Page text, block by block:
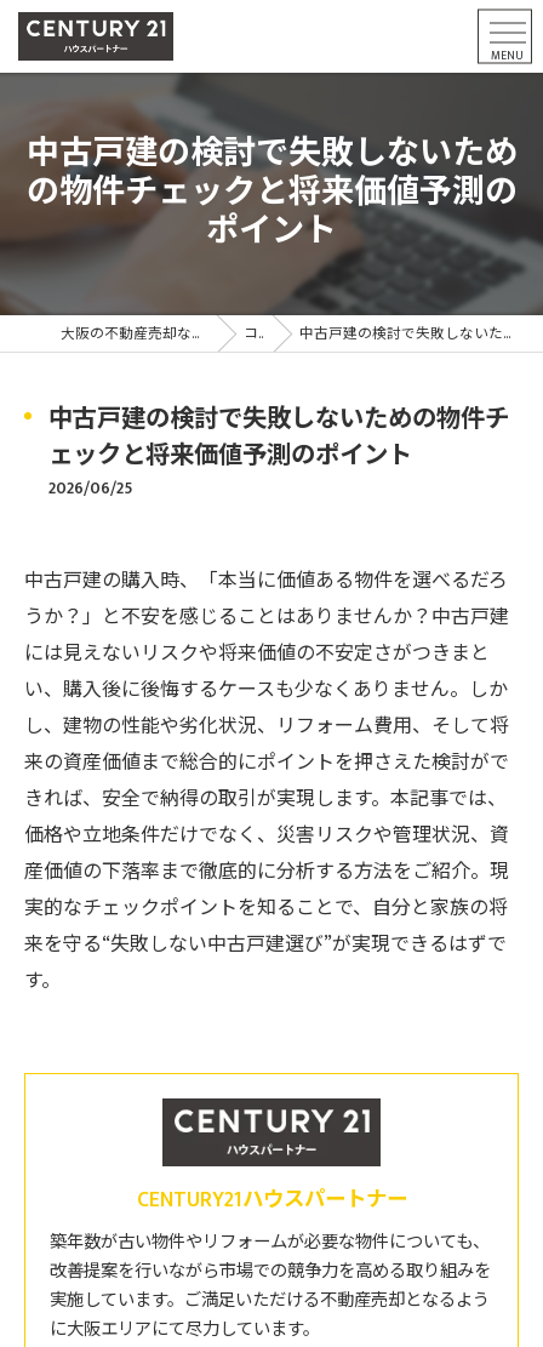
中古戸建の検討で失敗しないため
の物件チェックと将来価値予測の
ポイント
大阪の不動産売却ならCENTURY21ハウスパートナー コラム 中古戸建の検討で失敗しないための物件チェックと将来価値予測のポイント
中古戸建の検討で失敗しないための物件チ
ェックと将来価値予測のポイント
2026/06/25
中古戸建の購入時、「本当に価値ある物件を選べるだろ
うか？」と不安を感じることはありませんか？中古戸建
には見えないリスクや将来価値の不安定さがつきまと
い、購入後に後悔するケースも少なくありません。しか
し、建物の性能や劣化状況、リフォーム費用、そして将
来の資産価値まで総合的にポイントを押さえた検討がで
きれば、安全で納得の取引が実現します。本記事では、
価格や立地条件だけでなく、災害リスクや管理状況、資
産価値の下落率まで徹底的に分析する方法をご紹介。現
実的なチェックポイントを知ることで、自分と家族の将
来を守る“失敗しない中古戸建選び”が実現できるはずで
す。
CENTURY21ハウスパートナー
築年数が古い物件やリフォームが必要な物件についても、
改善提案を行いながら市場での競争力を高める取り組みを
実施しています。ご満足いただける不動産売却となるよう
に大阪エリアにて尽力しています。